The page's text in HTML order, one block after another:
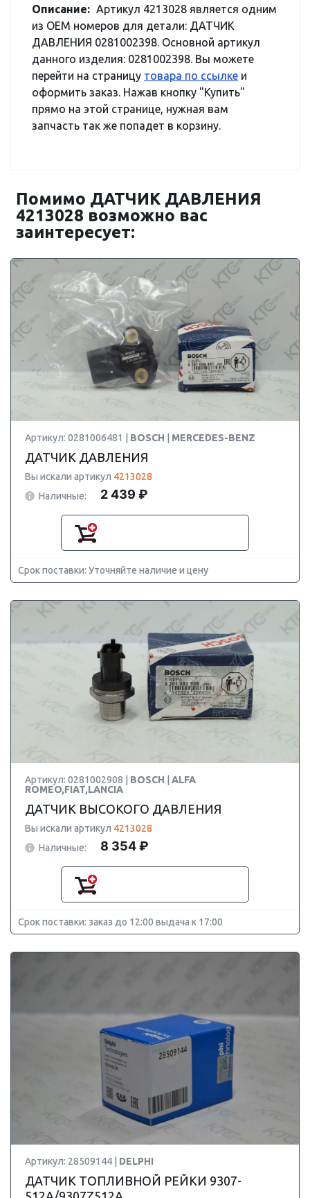
Описание: Артикул 4213028 является одним
из OEM номеров для детали: ДАТЧИК
ДАВЛЕНИЯ 0281002398. Основной артикул
данного изделия: 0281002398. Вы можете
перейти на страницу товара по ссылке и
оформить заказ. Нажав кнопку "Купить"
прямо на этой странице, нужная вам
запчасть так же попадет в корзину.
Помимо ДАТЧИК ДАВЛЕНИЯ
4213028 возможно вас
заинтересует:
Артикул: 0281006481 | BOSCH MERCEDES-BENZ
ДАТЧИК ДАВЛЕНИЯ
Вы искали артикул 4213028
Наличные:
2 439 ₽
Срок поставки: Уточняйте наличие и цену
Артикул: 0281002908 | BOSCH
ALFA
ROMEO,FIAT,LANCIA
ДАТЧИК ВЫСОКОГО ДАВЛЕНИЯ
Вы искали артикул 4213028
Наличные:
8 354 ₽
Срок поставки: заказ до 12:00 выдача к 17:00
Артикул: 28509144 | DELPHI
ДАТЧИК ТОПЛИВНОЙ РЕЙКИ 9307-